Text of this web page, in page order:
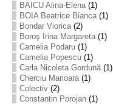
BAICU Alina-Elena(1)
BOIA Beatrice Bianca(1)
Bondar Viorica(2)
Boroş Irina Margareta(1)
Camelia Podaru(1)
Camelia Popescu(1)
Carla Nicoleta Gordună(1)
Cherciu Marioara(1)
Colectiv(2)
Constantin Porojan(1)